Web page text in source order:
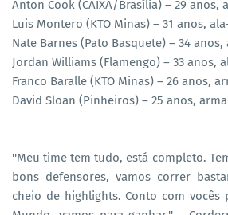
Anton Cook (CAIXA/Brasília) – 29 anos,
Luis Montero (KTO Minas) – 31 anos,
Nate Barnes (Pato Basquete) – 34
Jordan Williams (Flamengo) – 33 anos,
Franco Baralle (KTO Minas) – 26 anos,
David Sloan (Pinheiros) – 25 anos,
''Meu time tem tudo, está completo.
bons defensores, vamos correr
cheio de highlights. Conto com vocês